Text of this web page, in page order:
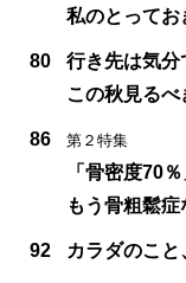
私のとってお
80
行き先は気分
この秋見るべ
86 第２特集
「骨密度70％
もう骨粗鬆症
92 カラダのこ